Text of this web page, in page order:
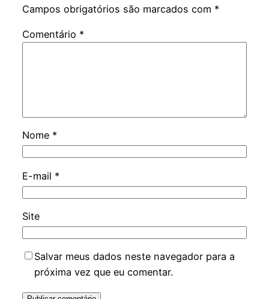
Campos obrigatórios são marcados com *
Comentário *
Nome *
E-mail *
Site
Salvar meus dados neste navegador para a
próxima vez que eu comentar.